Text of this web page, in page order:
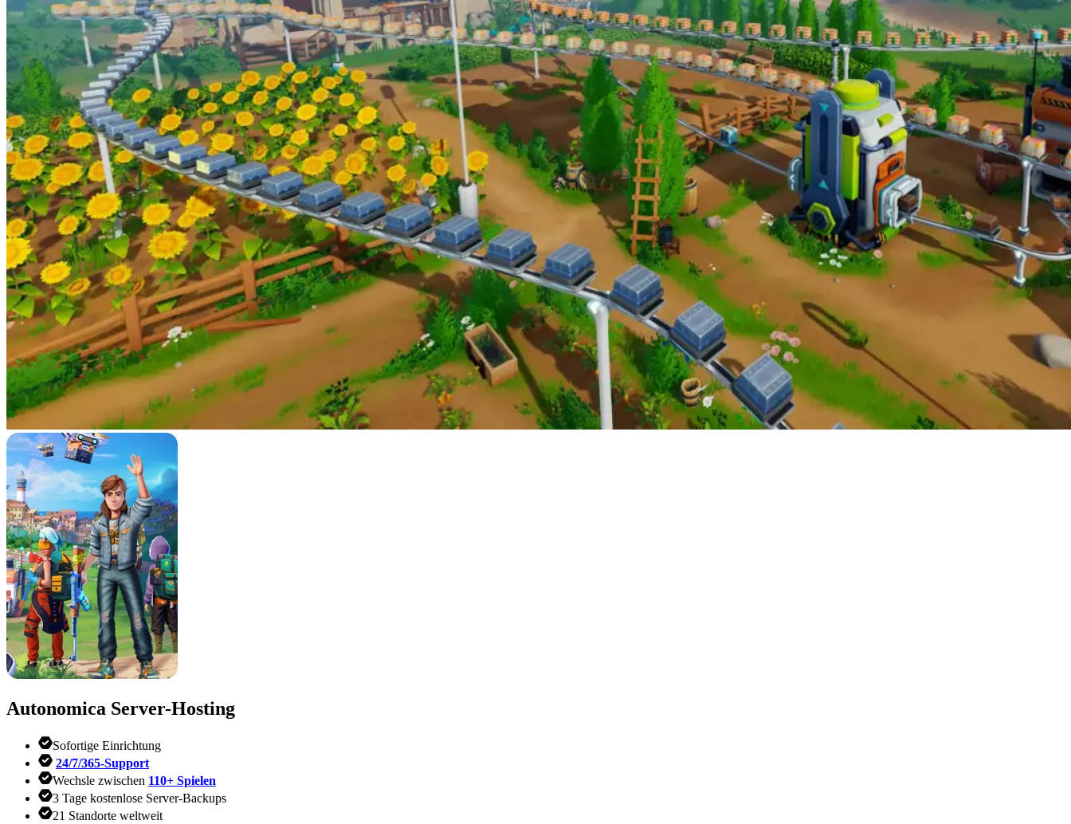
Autonomica Server-Hosting
Sofortige Einrichtung
24/7/365-Support
Wechsle zwischen 110+ Spielen
3 Tage kostenlose Server-Backups
21 Standorte weltweit